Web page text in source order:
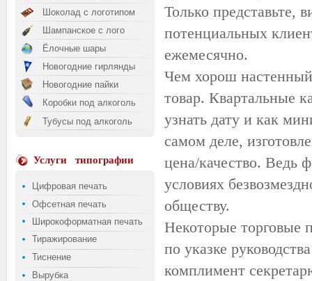
Шоколад с логотипом
Шампанское с лого
Ёлочные шары
Новогодние гирлянды
Новогодние пайки
Коробки под алкоголь
Тубусы под алкоголь
Услуги типографии
Цифровая печать
Офсетная печать
Широкоформатная печать
Тиражирование
Тиснение
Вырубка
Только представьте,
потенциальных
ежемесячно.
Чем хорош
товар. Квартальные
узнать дату и как
самом деле,
цена/качество. Ведь
условиях
обществу.
Некоторые торговые
по указке
комплимент